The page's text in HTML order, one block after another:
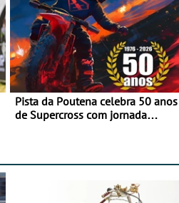
Pista da Poutena celebra 50 anos
de Supercross com jornada